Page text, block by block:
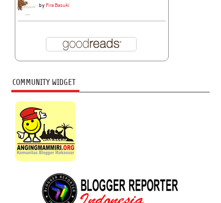
byFira Basuki
COMMUNITY WIDGET